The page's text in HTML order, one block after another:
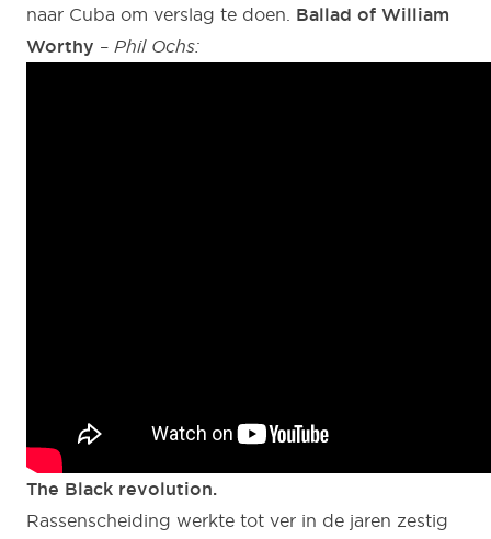
naar Cuba om verslag te doen. Ballad of William
Worthy – Phil Ochs:
The Black revolution.
Rassenscheiding werkte tot ver in de jaren zestig